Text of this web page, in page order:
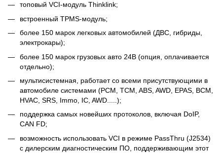
топовый VCI-модуль Thinklink;
встроенный TPMS-модуль;
более 150 марок легковых автомобилей (ДВС, гибриды,
электрокары);
более 150 марок грузовых авто 24В (опция, оплачивается
отдельно);
мультисистемная, работает со всеми присутствующими в
автомобиле системами (PCM, TCM, ABS, AWD, EPAS, BCM,
HVAC, SRS, Immo, IC, AWD.....);
поддержка самых новейших протоколов, включая DoIP,
CAN FD;
возможность использовать VCI в режиме PassThru (J2534)
с дилерским диагностическим ПО, поддерживающим этот